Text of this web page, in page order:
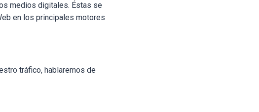
medios digitales. Éstas se
en los principales motores
tráfico, hablaremos de